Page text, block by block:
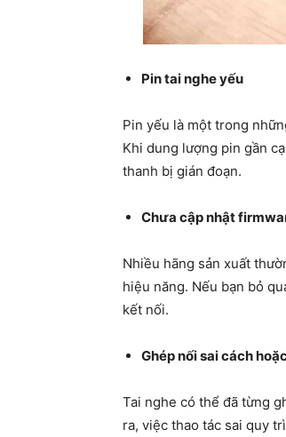
Pin tai nghe yếu
Pin yếu là một trong
Khi dung lượng pin gần
thanh bị gián đoạn.
Chưa cập nhật
Nhiều hãng sản xuất
hiệu năng. Nếu bạn bỏ
kết nối.
Ghép nối sai cách
Tai nghe có thể đã từng
ra, việc thao tác sai quy